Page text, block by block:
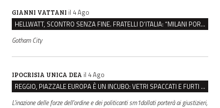
GIANNI VATTANI il 4 Ago
HELLWATT, SCONTRO SENZA FINE. FRATELLI D’ITALIA: “MILANI PORTA DOCUMENTI, DE FRANCO INSULTI”
Gotham City
IPOCRISIA UNICA DEA il 4 Ago
REGGIO, PIAZZALE EUROPA È UN INCUBO: VETRI SPACCATI E FURTI SULLE AUTO IN SOSTA
L'inazione delle forze dell'ordine e dei politicanti sm1dollati porterà ai giustizieri,